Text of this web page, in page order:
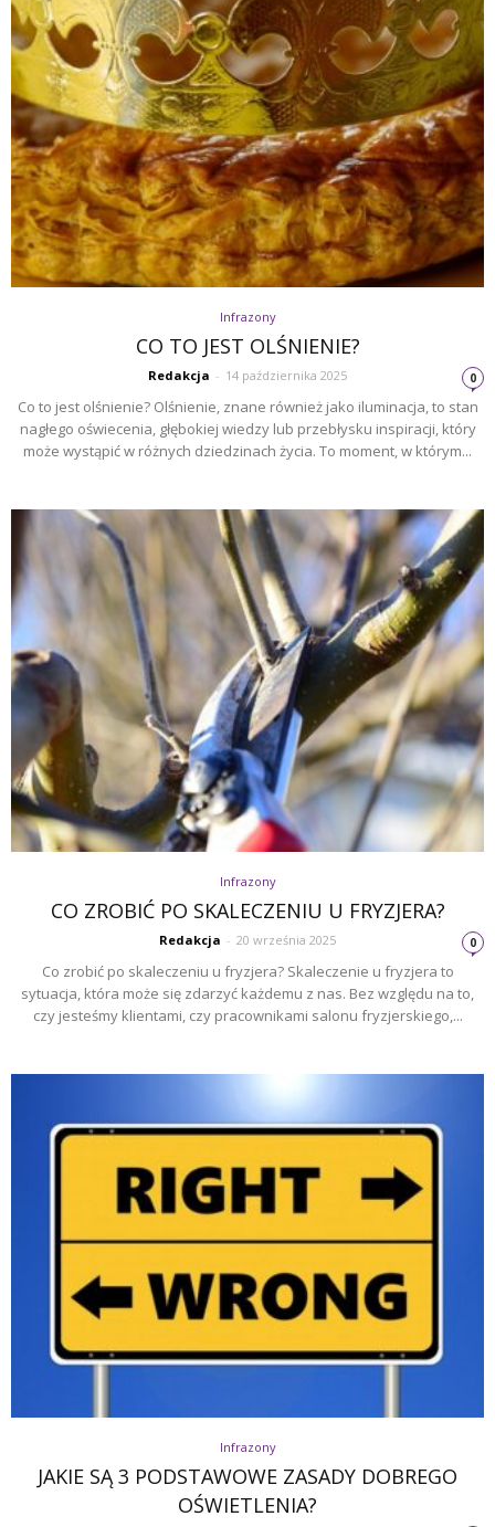
Infrazony
CO TO JEST OLŚNIENIE?
Redakcja - 14 października 2025 0
Co to jest olśnienie? Olśnienie, znane również jako iluminacja, to stan
nagłego oświecenia, głębokiej wiedzy lub przebłysku inspiracji, który
może wystąpić w różnych dziedzinach życia. To moment, w którym...
Infrazony
CO ZROBIĆ PO SKALECZENIU U FRYZJERA?
Redakcja - 20 września 2025 0
Co zrobić po skaleczeniu u fryzjera? Skaleczenie u fryzjera to
sytuacja, która może się zdarzyć każdemu z nas. Bez względu na to,
czy jesteśmy klientami, czy pracownikami salonu fryzjerskiego,...
Infrazony
JAKIE SĄ 3 PODSTAWOWE ZASADY DOBREGO
OŚWIETLENIA?